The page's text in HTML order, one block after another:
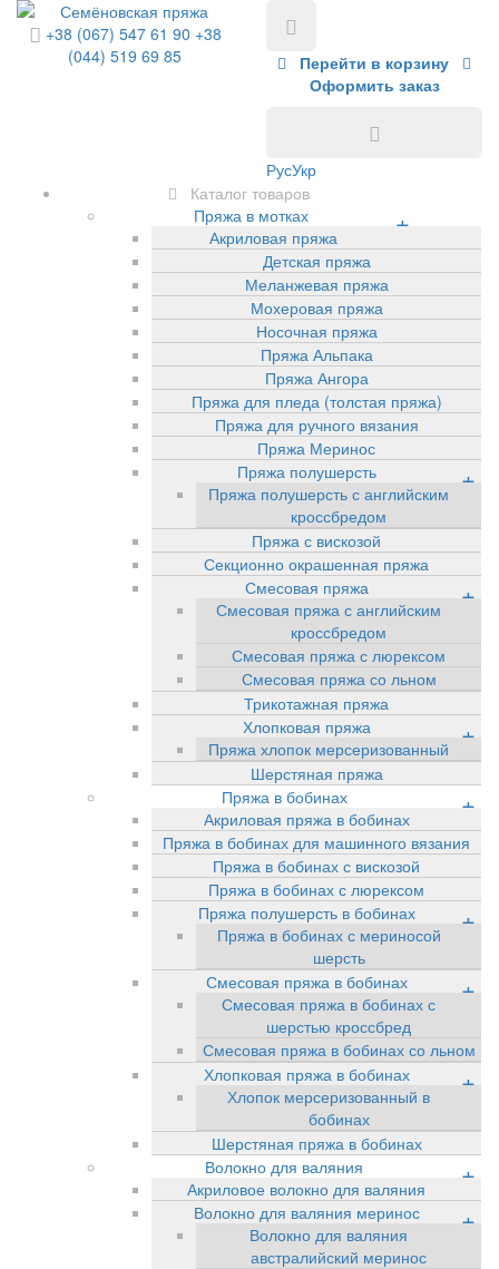
+38 (067) 547 61 90 +38
(044) 519 69 85
Перейти в корзину
Оформить заказ
РусУкр
Каталог товаров
Пряжа в мотках
+
Акриловая пряжа
Детская пряжа
Меланжевая пряжа
Мохеровая пряжа
Носочная пряжа
Пряжа Альпака
Пряжа Ангора
Пряжа для пледа (толстая пряжа)
Пряжа для ручного вязания
Пряжа Меринос
Пряжа полушерсть
+
Пряжа полушерсть с английским
кроссбредом
Пряжа с вискозой
Секционно окрашенная пряжа
Смесовая пряжа
+
Смесовая пряжа с английским
кроссбредом
Смесовая пряжа с люрексом
Смесовая пряжа со льном
Трикотажная пряжа
Хлопковая пряжа
+
Пряжа хлопок мерсеризованный
Шерстяная пряжа
Пряжа в бобинах
+
Акриловая пряжа в бобинах
Пряжа в бобинах для машинного вязания
Пряжа в бобинах с вискозой
Пряжа в бобинах с люрексом
Пряжа полушерсть в бобинах
+
Пряжа в бобинах с мериносой
шерсть
Смесовая пряжа в бобинах
+
Смесовая пряжа в бобинах с
шерстью кроссбред
Смесовая пряжа в бобинах со льном
Хлопковая пряжа в бобинах
+
Хлопок мерсеризованный в
бобинах
Шерстяная пряжа в бобинах
Волокно для валяния
+
Акриловое волокно для валяния
Волокно для валяния меринос
+
Волокно для валяния
австралийский меринос